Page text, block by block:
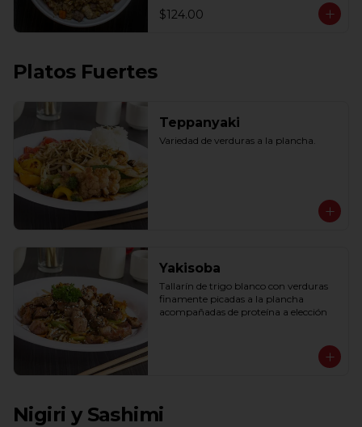
$124.00
Platos Fuertes
Teppanyaki
Variedad de verduras a la plancha.
Yakisoba
Tallarín de trigo blanco con verduras
finamente picadas a la plancha
acompañadas de proteína a elección
Nigiri y Sashimi